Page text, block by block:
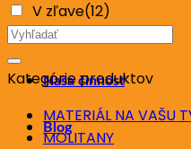
Obchod
Naša činnosť
Blog
V zľave(12)
Hľadať:
Kategórie produktov
MATERIÁL NA VAŠU
MOLITANY